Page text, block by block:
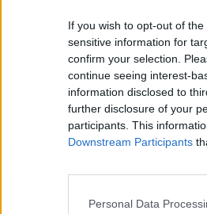
If you wish to opt-out of
sensitive information for
confirm your selection.
continue seeing interest-
information disclosed to
further disclosure of your
participants. This
Downstream Participants
Personal Data